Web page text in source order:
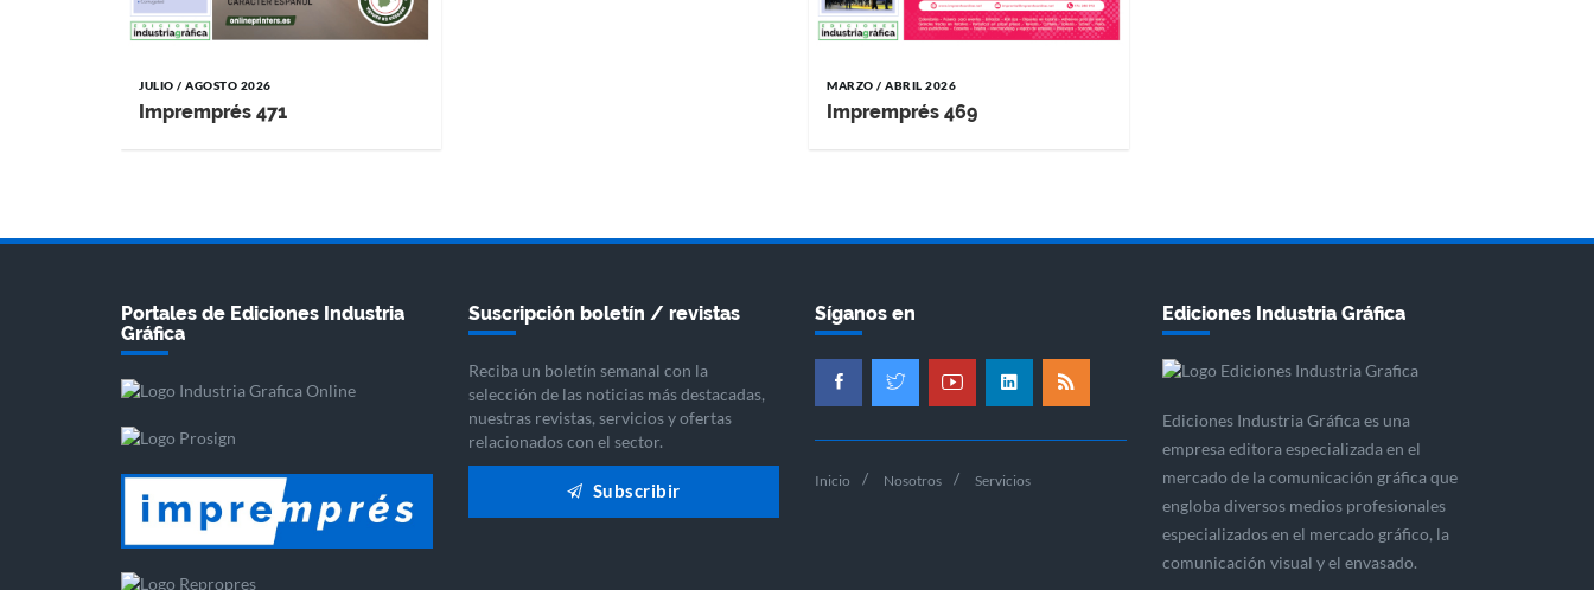
JULIO / AGOSTO 2026
Impremprés 471
MARZO / ABRIL 2026
Impremprés 469
Portales de Ediciones Industria
Gráfica
Suscripción boletín / revistas
Reciba un boletín semanal con la
selección de las noticias más destacadas,
nuestras revistas, servicios y ofertas
relacionados con el sector.
Subscribir
Síganos en
Inicio Nosotros Servicios
Ediciones Industria Gráfica
Ediciones Industria Gráfica es una
empresa editora especializada en el
mercado de la comunicación gráfica que
engloba diversos medios profesionales
especializados en el mercado gráfico, la
comunicación visual y el envasado.